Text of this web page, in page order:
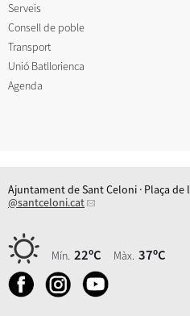
Serveis
Consell de poble
Transport
Unió Batllorienca
Agenda
Ajuntament de Sant Celoni · Plaça de
@santceloni.cat
Mín. 22ºC Màx. 37ºC